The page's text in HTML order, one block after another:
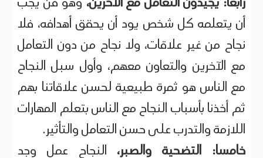
أن يتعلمه كل شخص يود أن يحقق أهدافه، فلا
نجاح من غير علاقات، ولا نجاح من دون التعامل
مع الآخرين والتعاون معهم، وأول سبل النجاح
مع الناس هو ثمرة طبيعية لحسن علاقاتنا بهم
ثم أخذنا بأسباب النجاح مع الناس بتعلم المهارات
اللازمة والتدرب على حسن التعامل والتأثير.
خامسا: التضحية والصبر، النجاح عمل وجد